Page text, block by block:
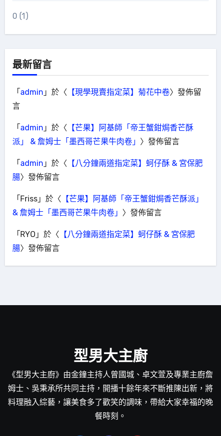
0 (1)
最新留言
「admin 」於〈 【現學現賣指定菜】菊花中卷〉發佈留
言
「admin 」於〈 【芒果】阿基師「帝王蟹鉗焗香芒酥
派」 & 詹姆士「墨西哥芒果牛肉卷」 〉發佈留言
「admin 」於〈 【八分鐘兩道指定菜】蚵仔酥 & 宮保肥
腸〉發佈留言
「Friss」於〈 【芒果】阿基師「帝王蟹鉗焗香芒酥派」
& 詹姆士「墨西哥芒果牛肉卷」 〉發佈留言
「RYO 」於〈 【八分鐘兩道指定菜】蚵仔酥 & 宮保肥
腸〉發佈留言
型男大主廚
《型男大主廚》由金鐘主持人曾國城、卓文萱及專業主廚詹
姆士、吳秉承所共同主持，開播十餘年來不斷推陳出新，將
料理融入綜藝，讓美食多了歡笑的調味，帶給大家幸福的晚
餐時刻。